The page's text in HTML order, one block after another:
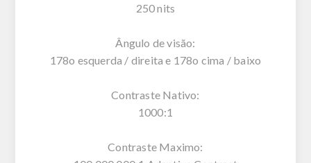
250 nits
Ângulo de visão:
178o esquerda / direita e 178o cima / baixo
Contraste Nativo:
1000:1
Contraste Maximo: